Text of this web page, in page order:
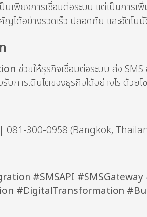
เพียงการเชื่อมต่อระบบ แต่เป็นการเ
ญได้อย่างรวดเร็ว ปลอดภัย และอัตโ
ช่วยให้ธุรกิจเชื่อมต่อระบบ ส่ง
บการเติบโตของธุรกิจได้อย่างไร ด้วย
081-300-0958 (Bangkok,
#SMSAPI #SMSGateway
#DigitalTransformation